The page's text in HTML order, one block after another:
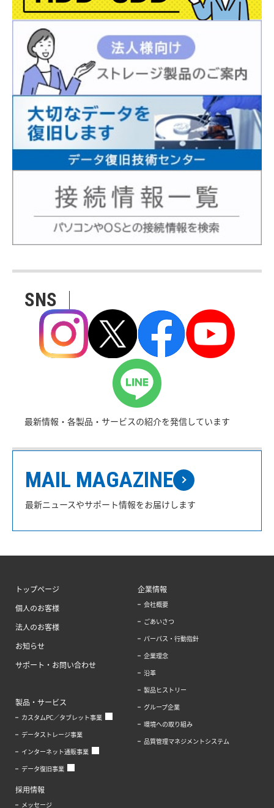
SNS
最新情報・各製品・サービスの紹介を発信しています
MAIL MAGAZINE
最新ニュースやサポート情報をお届けします
トップページ
個人のお客様
法人のお客様
お知らせ
サポート・お問い合わせ
製品・サービス
カスタムPC／タブレット事業
データストレージ事業
インターネット通販事業
データ復旧事業
企業情報
会社概要
ごあいさつ
パーパス・行動指針
企業理念
沿革
製品ヒストリー
グループ企業
環境への取り組み
品質管理マネジメントシステム
採用情報
メッセージ